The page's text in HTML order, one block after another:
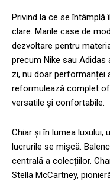
Privind la ce se întâmplă
clare. Marile case de
dezvoltare pentru
precum Nike sau Adidas
zi, nu doar performanței
reformulează complet
versatile și confortabile.
Chiar și în lumea luxului,
lucrurile se mișcă.
centrală a colecțiilor.
Stella McCartney,